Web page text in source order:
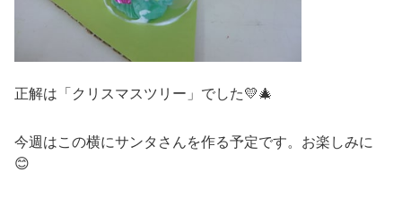
正解は「クリスマスツリー」でした💛🎄
今週はこの横にサンタさんを作る予定です。お楽しみに
😊